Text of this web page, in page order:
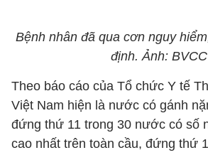
Bệnh nhân đã qua cơn nguy
định. Ảnh: BVCC
Theo báo cáo của Tổ chức Y tế
Việt Nam hiện là nước có gánh
đứng thứ 11 trong 30 nước có số
cao nhất trên toàn cầu, đứng thứ